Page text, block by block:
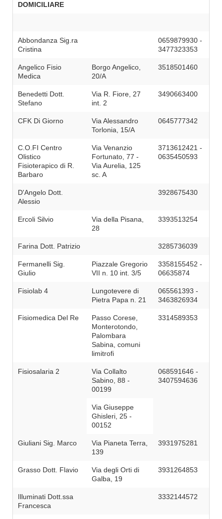
DOMICILIARE
Abbondanza Sig.ra
Cristina
0659879930 -
3477323353
Angelico Fisio
Medica
Borgo Angelico,
20/A
3518501460
Benedetti Dott.
Stefano
Via R. Fiore, 27
int. 2
3490663400
CFK Di Giorno
Via Alessandro
Torlonia, 15/A
0645777342
C.O.FI Centro
Olistico
Fisioterapico di R.
Barbaro
Via Venanzio
Fortunato, 77 -
Via Aurelia, 125
sc. A
3713612421 -
0635450593
D'Angelo Dott.
Alessio
3928675430
Ercoli Silvio
Via della Pisana,
28
3393513254
Farina Dott. Patrizio 3285736039
Fermanelli Sig.
Giulio
Piazzale Gregorio
VII n. 10 int. 3/5
3358155452 -
06635874
Fisiolab 4
Lungotevere di
Pietra Papa n. 21
065561393 -
3463826934
Fisiomedica Del Re
Passo Corese,
Monterotondo,
Palombara
Sabina, comuni
limitrofi
3314589353
Fisiosalaria 2
Via Collalto
Sabino, 88 -
00199
068591646 -
3407594636
Via Giuseppe
Ghisleri, 25 -
00152
Giuliani Sig. Marco
Via Pianeta Terra,
139
3931975281
Grasso Dott. Flavio
Via degli Orti di
Galba, 19
3931264853
Illuminati Dott.ssa
Francesca
3332144572